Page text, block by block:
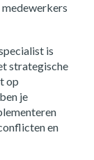
is
strategische
op
je
en